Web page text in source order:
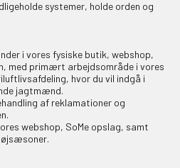
systemer, holde orden og
i vores fysiske butik, webshop,
med primært arbejdsområde i vores
hvor du vil indgå i
jagtmænd.
af reklamationer og
webshop, SoMe opslag, samt